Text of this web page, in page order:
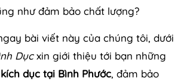
như đảm bảo chất lượng?
bài viết này của chúng tôi, dưới
Dụcxin giới thiệu tới bạn những
dục tại Bình Phước, đảm bảo